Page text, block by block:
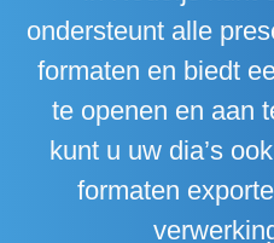
ondersteunt alle
formaten en biedt
te openen en aan
kunt u uw dia’s
formaten